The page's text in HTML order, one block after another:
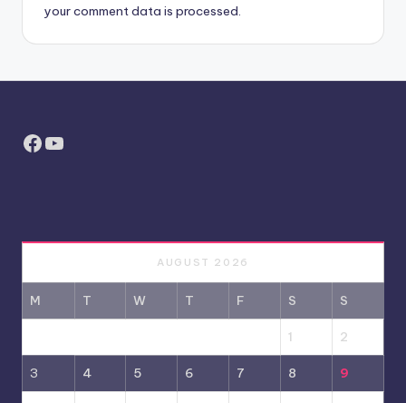
your comment data is processed.
Facebook
YouTube
AUGUST 2026
M T W T F S S
1 2
3 4 5 6 7 8 9